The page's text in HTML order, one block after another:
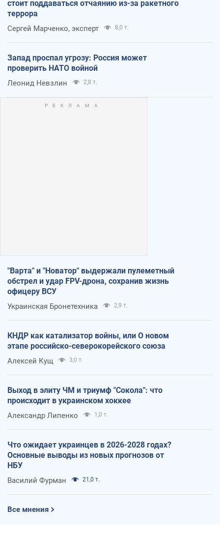
стоит поддаваться отчаянию из-за ракетного
террора
Сергей Марченко, эксперт 8,0 т.
Запад проспал угрозу: Россия может
проверить НАТО войной
Леонид Невзлин 2,8 т.
"Варта" и "Новатор" выдержали пулеметный
обстрел и удар FPV-дрона, сохранив жизнь
офицеру ВСУ
Украинская Бронетехника 2,9 т.
КНДР как катализатор войны, или О новом
этапе российско-северокорейского союза
Алексей Кущ 3,0 т.
Выход в элиту ЧМ и триумф "Сокола": что
происходит в украинском хоккее
Александр Липенко 1,0 т.
Что ожидает украинцев в 2026-2028 годах?
Основные выводы из новых прогнозов от
НБУ
Василий Фурман 21,0 т.
Все мнения